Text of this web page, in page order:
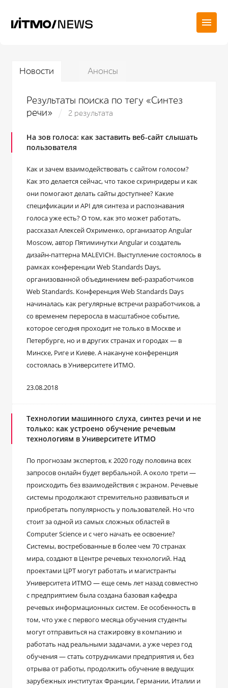
Новости Анонсы
Результаты поиска по тегу «Синтез
речи»
2 результата
На зов голоса: как заставить веб-сайт слышать
пользователя
Как и зачем взаимодействовать с сайтом голосом?
Как это делается сейчас, что такое скринридеры и как
они помогают делать сайты доступнее? Какие
спецификации и API для синтеза и распознавания
голоса уже есть? О том, как это может работать,
рассказал Алексей Охрименко, организатор Angular
Moscow, автор Пятиминутки Angular и создатель
дизайн-паттерна MALEVICH. Выступление состоялось в
рамках конференции Web Standards Days,
организованной объединением веб-разработчиков
Web Standards. Конференция Web Standards Days
начиналась как регулярные встречи разработчиков, а
со временем переросла в масштабное событие,
которое сегодня проходит не только в Москве и
Петербурге, но и в других странах и городах — в
Минске, Риге и Киеве. А накануне конференция
состоялась в Университете ИТМО.
23.08.2018
Технологии машинного слуха, синтез речи и не
только: как устроено обучение речевым
технологиям в Университете ИТМО
По прогнозам экспертов, к 2020 году половина всех
запросов онлайн будет вербальной. А около трети —
происходить без взаимодействия с экраном. Речевые
системы продолжают стремительно развиваться и
приобретать популярность у пользователей. Но что
стоит за одной из самых сложных областей в
Computer Science и с чего начать ее освоение?
Системы, востребованные в более чем 70 странах
мира, создают в Центре речевых технологий. Над
проектами ЦРТ могут работать и магистранты
Университета ИТМО — еще семь лет назад совместно
с предприятием была создана базовая кафедра
речевых информационных систем. Ее особенность в
том, что уже с первого месяца обучения студенты
могут отправиться на стажировку в компанию и
работать над реальными задачами, а уже через год
обучения — стать сотрудниками предприятия и, без
отрыва от работы, продолжить обучение в ведущих
зарубежных институтах Франции, Германии, Италии и